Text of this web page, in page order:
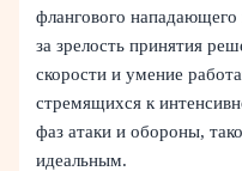
флангового
за зрелость принятия
скорости и умение
стремящихся к
фаз атаки и обороны,
идеальным.